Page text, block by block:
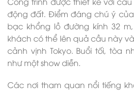
động đất. Điểm đáng chú ý
bạc khổng lồ đường kính 32
khách có thể lên quả cầu này
cảnh vịnh Tokyo. Buổi tối, tòa
như một show diễn.
Các nơi tham quan nổi tiếng